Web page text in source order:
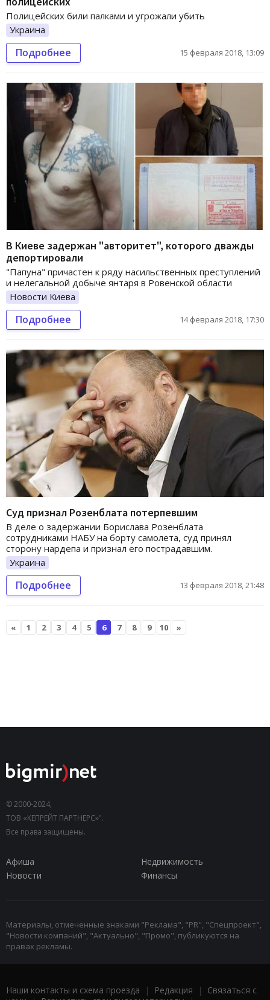
Полицейских били палками и угрожали убить
Украина
Подробнее 15 февраля 2018, 13:09
В Киеве задержан "авторитет", которого дважды
депортировали
"Папуна" причастен к ряду насильственных преступлений
и нелегальной добыче янтаря в Ровенской области
Новости Киева
Подробнее 14 февраля 2018, 17:30
Суд признал Розенблата потерпевшим
В деле о задержании Борислава Розенблата
сотрудниками НАБУ на борту самолета, суд принял
сторону нардепа и признал его пострадавшим.
Украина
Подробнее 13 февраля 2018, 21:48
« 1 2 3 4 5 6 7 8 9 10 »
© 2000-2024,
ТОВ «КЕПРЕЙТ ПАРТНЕРС»".
Все права защищены.
Афиша
Недвижимость
Новости
Финансы
Материалы, отмеченные знаками "Реклама", "PR", "Спецпроект",
"Новости компаний", "Актуально", "Промо", публикуются на
правах рекламы.
Наши контакты и схема проезда | Редакция | Связаться с